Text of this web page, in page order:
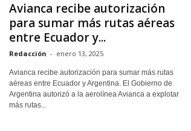
Avianca recibe autorización
para sumar más rutas aéreas
entre Ecuador y...
Redacción - enero 13, 2025
Avianca recibe autorización para sumar más rutas
aéreas entre Ecuador y Argentina. El Gobierno de
Argentina autorizó a la aerolínea Avianca a explotar
más rutas...